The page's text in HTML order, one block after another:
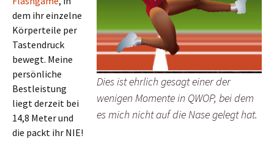
Dies ist ehrlich gesagt einer der
wenigen Momente in QWOP, bei dem
es mich nicht auf die Nase gelegt hat.
dem ihr einzelne
Körperteile per
Tastendruck
bewegt. Meine
persönliche
Bestleistung
liegt derzeit bei
14,8 Meter und
die packt ihr NIE!